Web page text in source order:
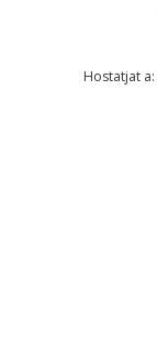
Comentari *
Hostatjat a: